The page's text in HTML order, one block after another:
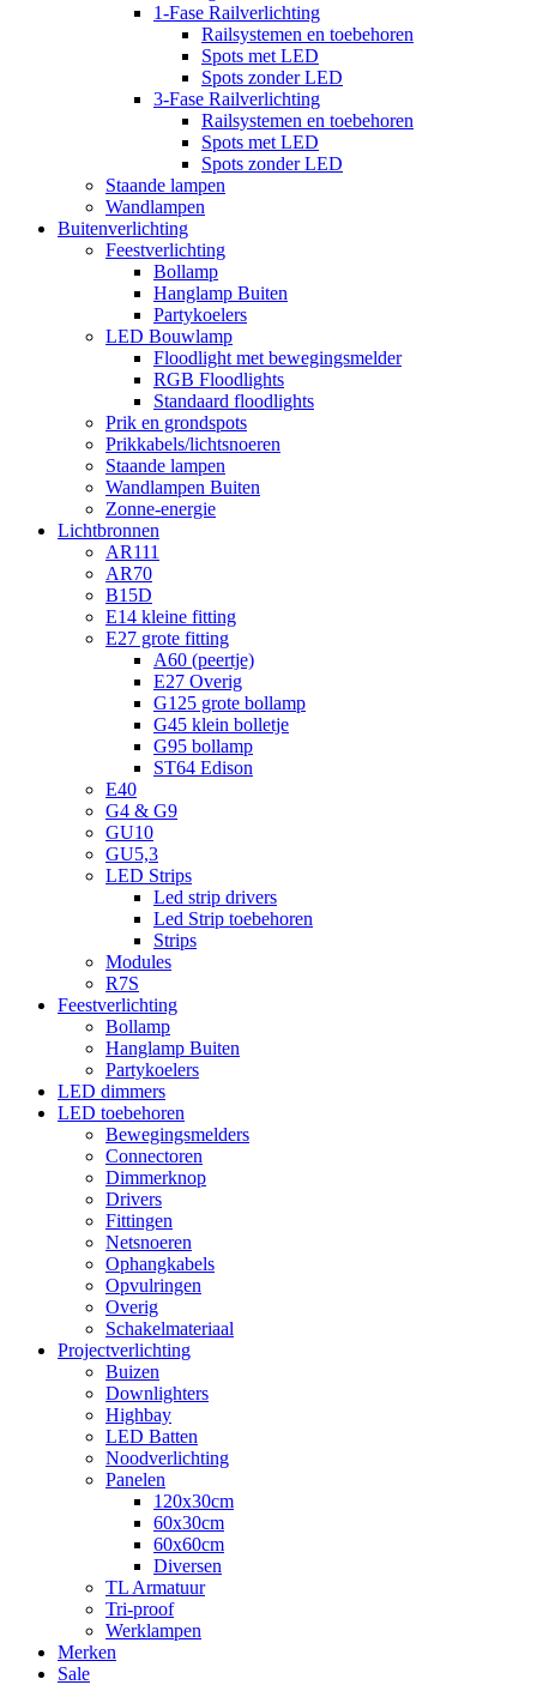
1-Fase Railverlichting
Railsystemen en toebehoren
Spots met LED
Spots zonder LED
3-Fase Railverlichting
Railsystemen en toebehoren
Spots met LED
Spots zonder LED
Staande lampen
Wandlampen
Buitenverlichting
Feestverlichting
Bollamp
Hanglamp Buiten
Partykoelers
LED Bouwlamp
Floodlight met bewegingsmelder
RGB Floodlights
Standaard floodlights
Prik en grondspots
Prikkabels/lichtsnoeren
Staande lampen
Wandlampen Buiten
Zonne-energie
Lichtbronnen
AR111
AR70
B15D
E14 kleine fitting
E27 grote fitting
A60 (peertje)
E27 Overig
G125 grote bollamp
G45 klein bolletje
G95 bollamp
ST64 Edison
E40
G4 & G9
GU10
GU5,3
LED Strips
Led strip drivers
Led Strip toebehoren
Strips
Modules
R7S
Feestverlichting
Bollamp
Hanglamp Buiten
Partykoelers
LED dimmers
LED toebehoren
Bewegingsmelders
Connectoren
Dimmerknop
Drivers
Fittingen
Netsnoeren
Ophangkabels
Opvulringen
Overig
Schakelmateriaal
Projectverlichting
Buizen
Downlighters
Highbay
LED Batten
Noodverlichting
Panelen
120x30cm
60x30cm
60x60cm
Diversen
TL Armatuur
Tri-proof
Werklampen
Merken
Sale